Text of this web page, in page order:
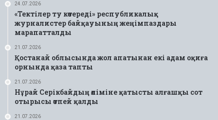
24.07.2026
«Тектілер ту көтереді» республикалық
журналистер байқауының жеңімпаздары
марапатталды
21.07.2026
Қостанай облысында жол апатынан екі адам оқиға
орнында қаза тапты
21.07.2026
Нұрай Серікбайдың өліміне қатысты алғашқы сот
отырысы өтпей қалды
21.07.2026